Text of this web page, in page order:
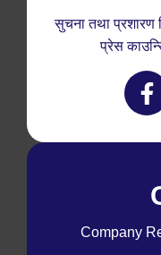
सुचना तथा प्रशारण
प्रेस
Company